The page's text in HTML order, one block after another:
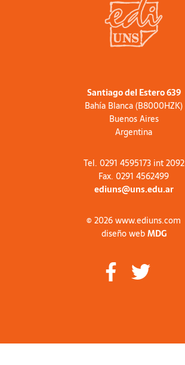
Santiago del Estero 639
Bahía Blanca (B8000HZK)
Buenos Aires
Argentina
Tel. 0291 4595173 int 2092
Fax. 0291 4562499
ediuns@uns.edu.ar
© 2026 www.ediuns.com
diseño webMDG